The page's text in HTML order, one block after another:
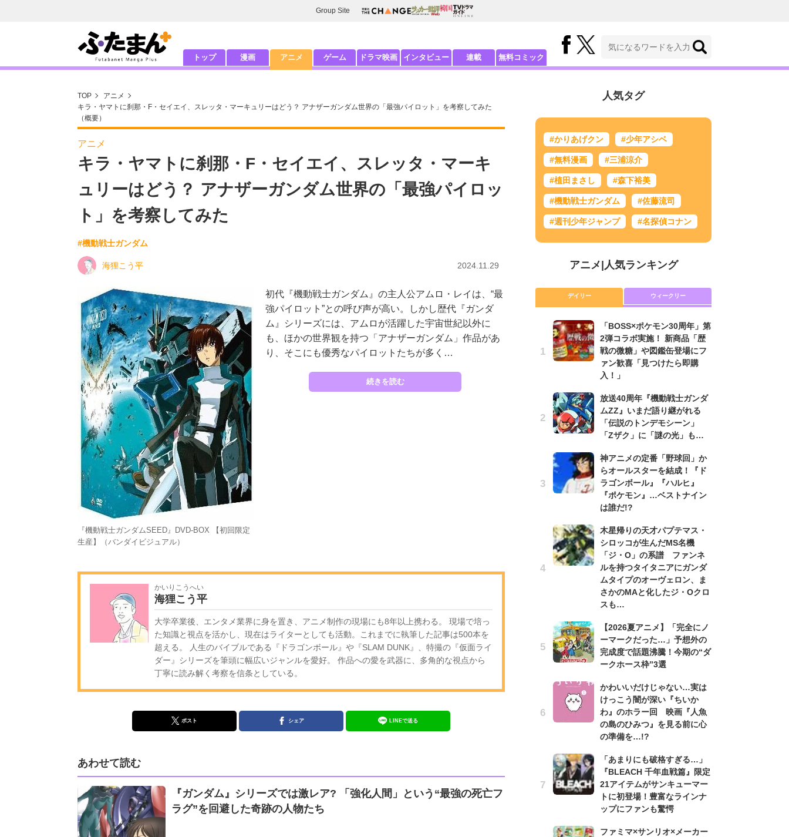
Group Site
トップ 漫画 アニメ ゲーム ドラマ映画 インタビュー 連載 無料コミック
TOP
アニメ
キラ・ヤマトに刹那・F・セイエイ、スレッタ・マーキュリーはどう？ アナザーガンダム世界の「最強パイロット」を考察してみた
（概要）
アニメ
キラ・ヤマトに刹那・F・セイエイ、スレッタ・マーキ
ュリーはどう？ アナザーガンダム世界の「最強パイロッ
ト」を考察してみた
#機動戦士ガンダム
海狸こう平 2024.11.29
『機動戦士ガンダムSEED』DVD-BOX 【初回限定
生産】（バンダイビジュアル）
初代『機動戦士ガンダム』の主人公アムロ・レイは、“最
強パイロット”との呼び声が高い。しかし歴代『ガンダ
ム』シリーズには、アムロが活躍した宇宙世紀以外に
も、ほかの世界観を持つ「アナザーガンダム」作品があ
り、そこにも優秀なパイロットたちが多く…
続きを読む
かいりこうへい
海狸こう平
大学卒業後、エンタメ業界に身を置き、アニメ制作の現場にも8年以上携わる。 現場で培っ
た知識と視点を活かし、現在はライターとしても活動。これまでに執筆した記事は500本を
超える。 人生のバイブルである『ドラゴンボール』や『SLAM DUNK』、特撮の『仮面ライ
ダー』シリーズを筆頭に幅広いジャンルを愛好。 作品への愛を武器に、多角的な視点から
丁寧に読み解く考察を信条としている。
ポスト シェア LINEで送る
あわせて読む
『ガンダム』シリーズでは激レア? 「強化人間」という“最強の死亡フ
ラグ”を回避した奇跡の人物たち
人気タグ
#かりあげクン #少年アシベ
#無料漫画 #三浦涼介
#植田まさし #森下裕美
#機動戦士ガンダム #佐藤流司
#週刊少年ジャンプ #名探偵コナン
アニメ| 人気ランキング
デイリー ウィークリー
「BOSS×ポケモン30周年」第
2弾コラボ実施！ 新商品「歴
戦の微糖」や図鑑缶登場にフ
ァン歓喜「見つけたら即購
入！」
放送40周年『機動戦士ガンダ
ムZZ』いまだ語り継がれる
「伝説のトンデモシーン」
「Zザク」に「謎の光」も…
神アニメの定番「野球回」か
らオールスターを結成！『ド
ラゴンボール』『ハルヒ』
『ポケモン』…ベストナイン
は誰だ!?
木星帰りの天才パプテマス・
シロッコが生んだMS名機
「ジ・O」の系譜 ファンネ
ルを持つタイタニアにガンダ
ムタイプのオーヴェロン、ま
さかのMAと化したジ・Oクロ
スも…
【2026夏アニメ】「完全にノ
ーマークだった…」予想外の
完成度で話題沸騰！今期の“ダ
ークホース枠”3選
かわいいだけじゃない…実は
けっこう闇が深い『ちいか
わ』のホラー回 映画『人魚
の島のひみつ』を見る前に心
の準備を…!?
「あまりにも破格すぎる…」
『BLEACH 千年血戦篇』限定
21アイテムがサンキューマー
トに初登場！豊富なラインナ
ップにファンも驚愕
ファミマ×サンリオ×メーカー